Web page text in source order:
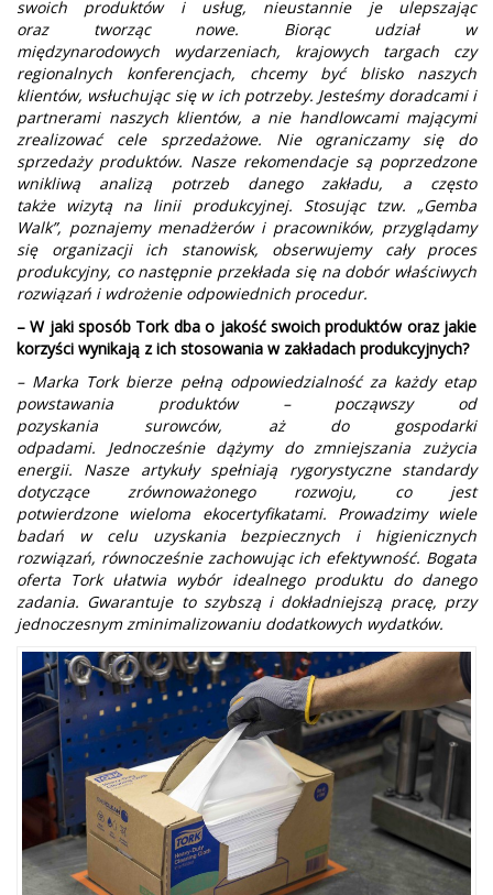
swoich produktów i usług, nieustannie je ulepszając
oraz tworząc nowe. Biorąc udział w
międzynarodowych wydarzeniach, krajowych targach czy
regionalnych konferencjach, chcemy być blisko naszych
klientów, wsłuchując się w ich potrzeby. Jesteśmy doradcami i
partnerami naszych klientów, a nie handlowcami mającymi
zrealizować cele sprzedażowe. Nie ograniczamy się do
sprzedaży produktów. Nasze rekomendacje są poprzedzone
wnikliwą analizą potrzeb danego zakładu, a często
także wizytą na linii produkcyjnej. Stosując tzw. „Gemba
Walk”, poznajemy menadżerów i pracowników, przyglądamy
się organizacji ich stanowisk, obserwujemy cały proces
produkcyjny, co następnie przekłada się na dobór właściwych
rozwiązań i wdrożenie odpowiednich procedur.
– W jaki sposób Tork dba o jakość swoich produktów oraz jakie
korzyści wynikają z ich stosowania w zakładach produkcyjnych?
– Marka Tork bierze pełną odpowiedzialność za każdy etap
powstawania produktów – począwszy od
pozyskania surowców, aż do gospodarki
odpadami. Jednocześnie dążymy do zmniejszania zużycia
energii. Nasze artykuły spełniają rygorystyczne standardy
dotyczące zrównoważonego rozwoju, co jest
potwierdzone wieloma ekocertyfikatami. Prowadzimy wiele
badań w celu uzyskania bezpiecznych i higienicznych
rozwiązań, równocześnie zachowując ich efektywność. Bogata
oferta Tork ułatwia wybór idealnego produktu do danego
zadania. Gwarantuje to szybszą i dokładniejszą pracę, przy
jednoczesnym zminimalizowaniu dodatkowych wydatków.